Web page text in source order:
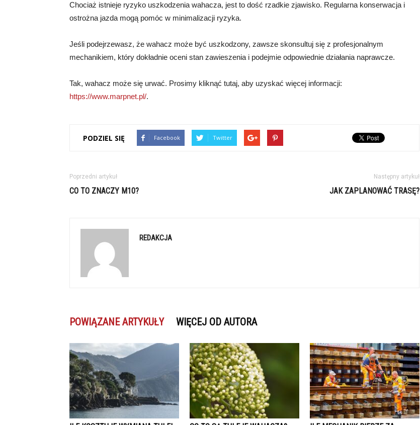
Chociaż istnieje ryzyko uszkodzenia wahacza, jest to dość rzadkie zjawisko. Regularna konserwacja i
ostrożna jazda mogą pomóc w minimalizacji ryzyka.
Jeśli podejrzewasz, że wahacz może być uszkodzony, zawsze skonsultuj się z profesjonalnym
mechanikiem, który dokładnie oceni stan zawieszenia i podejmie odpowiednie działania naprawcze.
Tak, wahacz może się urwać. Prosimy kliknąć tutaj, aby uzyskać więcej informacji:
https://www.marpnet.pl/.
PODZIEL SIĘ Facebook Twitter
Poprzedni artykuł
CO TO ZNACZY M10?
Następny artykuł
JAK ZAPLANOWAĆ TRASĘ?
REDAKCJA
POWIĄZANE ARTYKUŁY WIĘCEJ OD AUTORA